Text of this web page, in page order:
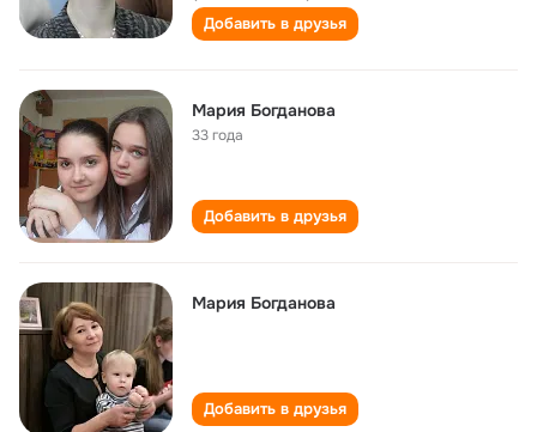
Добавить в друзья
Мария Богданова
33 года
Добавить в друзья
Мария Богданова
Добавить в друзья